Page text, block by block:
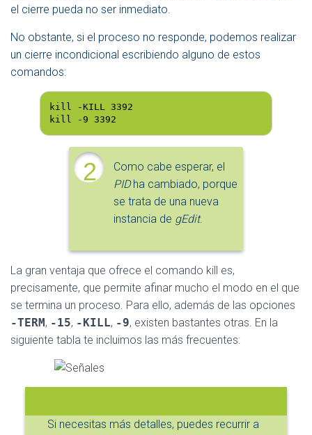
el cierre pueda no ser inmediato.
No obstante, si el proceso no responde, podemos realizar
un cierre incondicional escribiendo alguno de estos
comandos:
kill -KILL 3392
kill -9 3392
2
Como cabe esperar, el
PIDha cambiado, porque
se trata de una nueva
instancia de gEdit.
La gran ventaja que ofrece el comando kill es,
precisamente, que permite afinar mucho el modo en el que
se termina un proceso. Para ello, además de las opciones
-TERM , -15, -KILL, -9, existen bastantes otras. En la
siguiente tabla te incluimos las más frecuentes:
Si necesitas más detalles, puedes recurrir a